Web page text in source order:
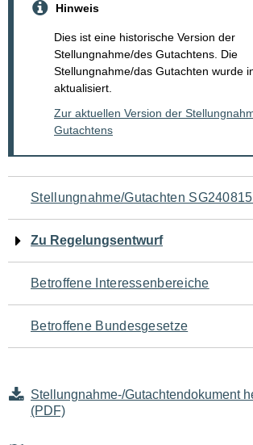
Hinweis
Dies ist eine historische Version der
Stellungnahme/des Gutachtens. Die
Stellungnahme/das Gutachten wurde
aktualisiert.
Zur aktuellen Version der
Gutachtens
Navigation
für
den
Seiteninhalt
Stellungnahme/Gutachten
Zu Regelungsentwurf
Betroffene Interessenbereiche
Betroffene Bundesgesetze
Stellungnahme-/Gutachtendokument
(PDF)